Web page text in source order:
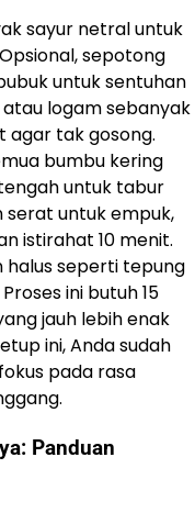
sayur netral untuk
sepotong
untuk sentuhan
logam sebanyak
agar tak gosong.
bumbu kering
untuk tabur
serat untuk empuk,
istirahat 10 menit.
halus seperti tepung
ini butuh 15
jauh lebih enak
ini, Anda sudah
pada rasa
Panduan